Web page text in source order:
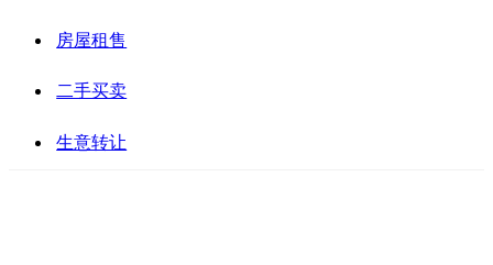
房屋租售
二手买卖
生意转让